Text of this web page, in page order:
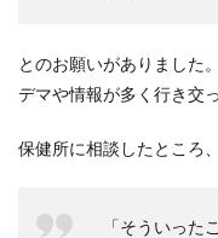
とのお願いがありました
デマや情報が多く行き交
保健所に相談したところ、
「そういった